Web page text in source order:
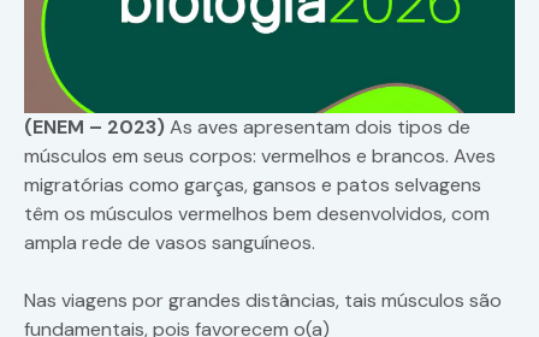
(ENEM – 2023)As aves apresentam dois tipos de
músculos em seus corpos: vermelhos e brancos. Aves
migratórias como garças, gansos e patos selvagens
têm os músculos vermelhos bem desenvolvidos, com
ampla rede de vasos sanguíneos.
Nas viagens por grandes distâncias, tais músculos são
fundamentais, pois favorecem o(a)